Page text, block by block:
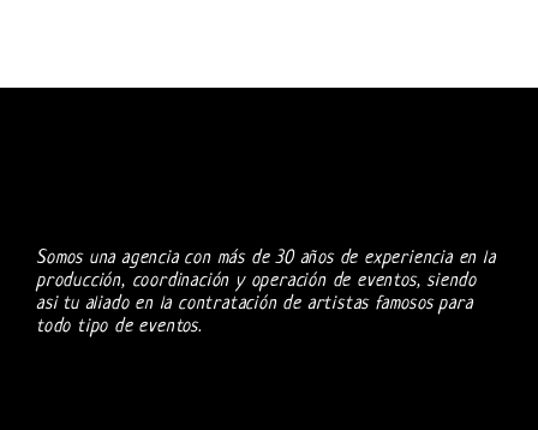
Somos una agencia con más de 30 años de experiencia en la
producción, coordinación y operación de eventos, siendo
asi tu aliado en la contratación de artistas famosos para
todo tipo de eventos.